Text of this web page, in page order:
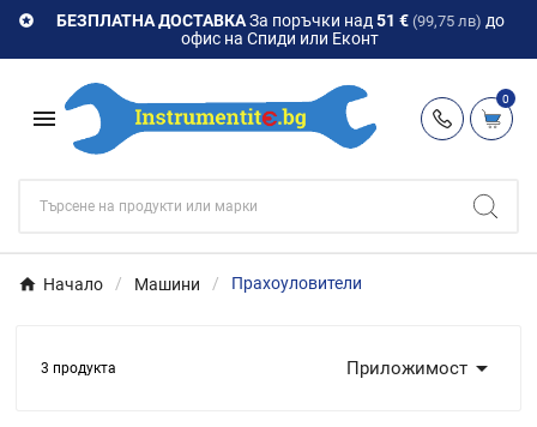
 БЕЗПЛАТНА ДОСТАВКАЗа поръчки над 51 € (99,75 лв) до
офис на Спиди или Еконт

0
Начало Машини Прахоуловители
3 продукта Приложимост 